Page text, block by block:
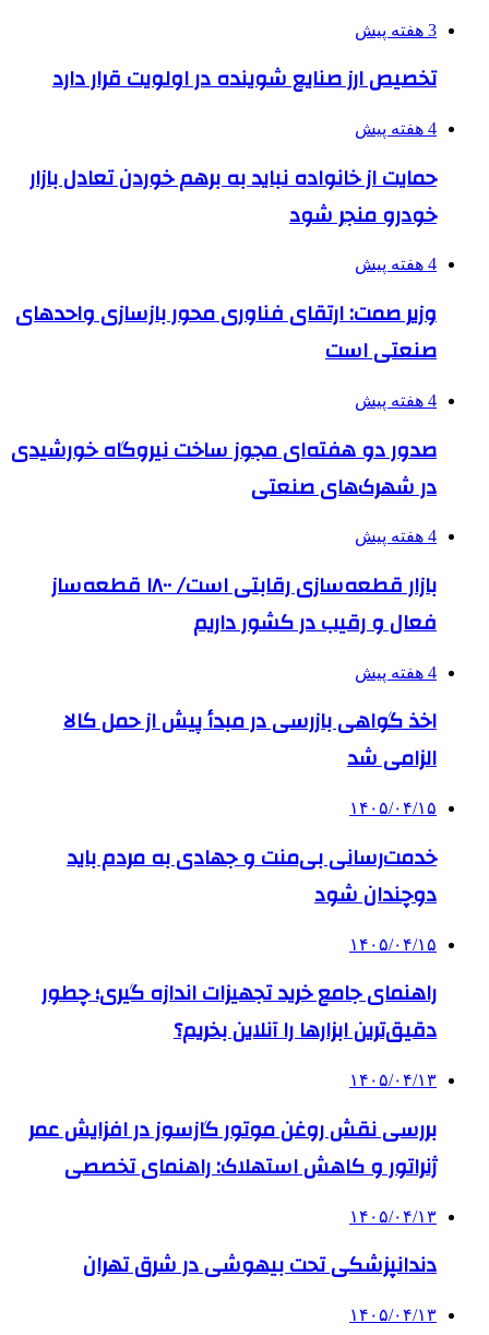
3 هفته پیش
تخصیص ارز صنایع شوینده در اولویت قرار دارد
4 هفته پیش
حمایت از خانواده نباید به برهم خوردن تعادل بازار
خودرو منجر شود
4 هفته پیش
وزیر صمت: ارتقای فناوری محور بازسازی واحدهای
صنعتی است
4 هفته پیش
صدور دو هفته‌ای مجوز ساخت نیروگاه خورشیدی
در شهرک‌های صنعتی
4 هفته پیش
بازار قطعه‌سازی رقابتی است/ ۱۸۰۰ قطعه‌ساز
فعال و رقیب در کشور داریم
4 هفته پیش
اخذ گواهی بازرسی در مبدأ پیش از حمل کالا
الزامی شد
۱۴۰۵/۰۴/۱۵
خدمت‌رسانی بی‌منت و جهادی به مردم باید
دوچندان شود
۱۴۰۵/۰۴/۱۵
راهنمای جامع خرید تجهیزات اندازه گیری؛ چطور
دقیق‌ترین ابزارها را آنلاین بخریم؟
۱۴۰۵/۰۴/۱۳
بررسی نقش روغن موتور گازسوز در افزایش عمر
ژنراتور و کاهش استهلاک: راهنمای تخصصی
۱۴۰۵/۰۴/۱۳
دندانپزشکی تحت بیهوشی در شرق تهران
۱۴۰۵/۰۴/۱۳